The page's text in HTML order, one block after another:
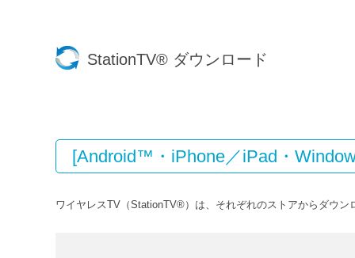
StationTV® ダウンロード
[Android™・iPhone／iPad・
ワイヤレスTV（StationTV®）は、それぞれのストアからダウン